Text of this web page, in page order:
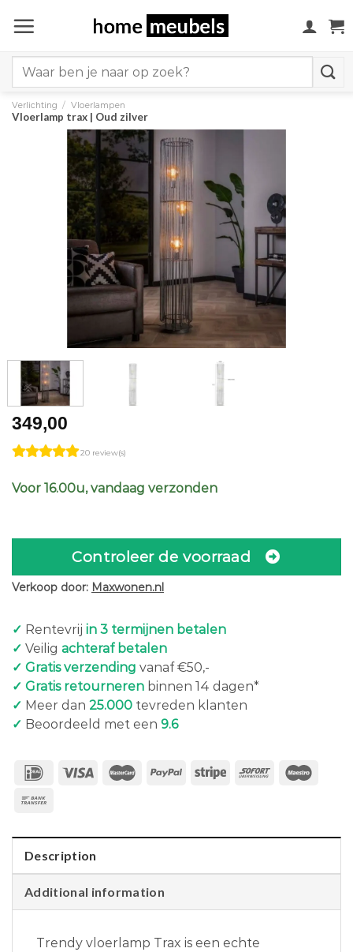
naar
for:
Verlichting / Vloerlampen
Vloerlamp trax | Oud zilver
349,00
20 review(s)
Voor 16.00u, vandaag verzonden
Controleer de voorraad
Verkoop door: Maxwonen.nl
✓ Rentevrij in 3 termijnen betalen
✓ Veilig achteraf betalen
✓ Gratis verzending vanaf €50,-
✓ Gratis retourneren binnen 14 dagen*
✓ Meer dan 25.000 tevreden klanten
✓ Beoordeeld met een 9.6
Description
Additional information
Trendy vloerlamp Trax is een echte